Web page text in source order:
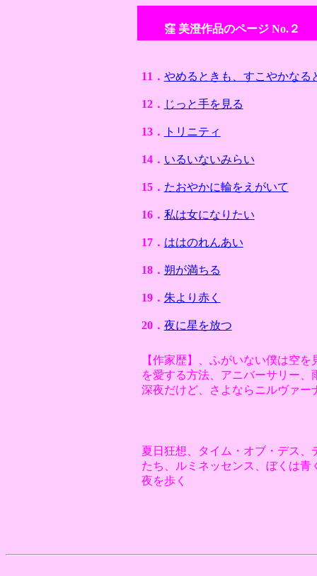
窪 美澄作品のページ No.２
11． やめるときも、すこやかなる
12． じっと手を見る
13． トリニティ
14． いるいないみらい
15． たおやかに輪をえがいて
16． 私は女になりたい
17． ははのれんあい
18． 朔が満ちる
19． 朱より赤く
20． 夜に星を放つ
【作家歴】、ふがいない僕は空
を愛する方法、アニバーサリー
深夜だけど、さよならニルヴァ
夏日狂想、タイム・オブ・デス
たち、ルミネッセンス、ぼくは
夜を歩く